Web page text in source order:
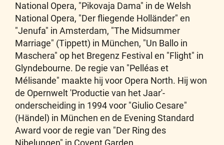
National Opera, "Pikovaja Dama" in de Welsh
National Opera, "Der fliegende Holländer" en
"Jenufa" in Amsterdam, "The Midsummer
Marriage" (Tippett) in München, "Un Ballo in
Maschera" op het Bregenz Festival en "Flight" in
Glyndebourne. De regie van "Pelléas et
Mélisande" maakte hij voor Opera North. Hij won
de Opernwelt 'Productie van het Jaar'-
onderscheiding in 1994 voor "Giulio Cesare"
(Händel) in München en de Evening Standard
Award voor de regie van "Der Ring des
Nibelungen" in Covent Garden.